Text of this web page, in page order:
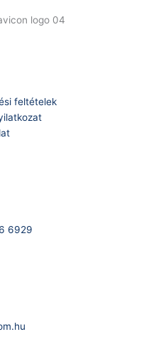
feltételek
6929